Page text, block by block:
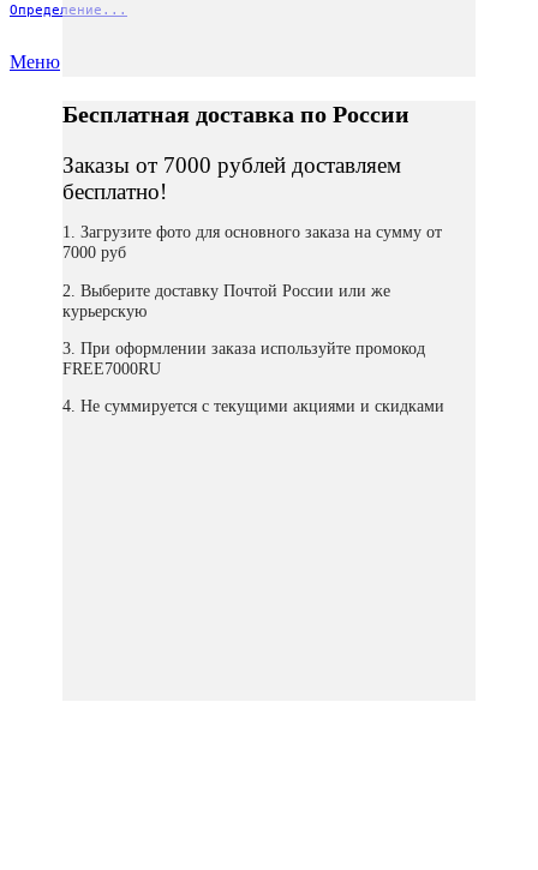
Определение...
Меню
Бесплатная доставка по России
Заказы от 7000 рублей доставляем
бесплатно!
1. Загрузите фото для основного заказа на сумму от
7000 руб
2. Выберите доставку Почтой России или же
курьерскую
3. При оформлении заказа используйте промокод
FREE7000RU
4. Не суммируется с текущими акциями и скидками